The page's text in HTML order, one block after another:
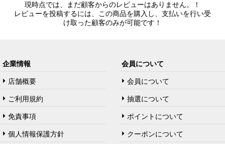
現時点では、まだ顧客からのレビューはありません。！
レビューを投稿するには、この商品を購入し、支払いを行い受
け取った顧客のみが可能です！
企業情報
店舗概要
ご利用規約
免責事項
個人情報保護方針
会員について
会員について
抽選について
ポイントについて
クーポンについて